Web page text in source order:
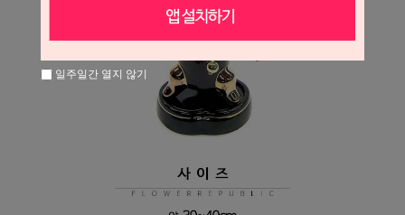
일주일간 열지 않기